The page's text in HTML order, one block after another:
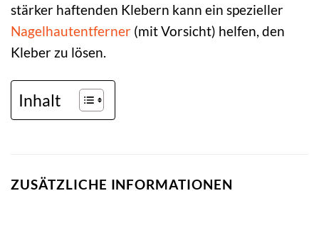
stärker haftenden Klebern kann ein spezieller
Nagelhautentferner (mit Vorsicht) helfen, den
Kleber zu lösen.
Inhalt
ZUSÄTZLICHE INFORMATIONEN